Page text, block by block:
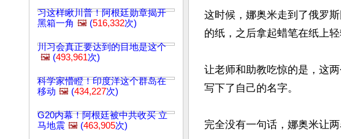
习这样瞅川普！阿根廷勋章揭开
黑箱一角 🖼️ (516,332次)
川习会真正要达到的目地是这个
🖼️ (493,961次)
科学家懵瞪！印度洋这个群岛在
移动 🖼️ (434,227次)
G20内幕！阿根廷被中共收买 立
马地震 🖼️ (463,905次)
这时候，娜奥米走到了俄罗
的纸，之后拿起蜡笔在纸上轻
让老师和助教吃惊的是，这
写下了自己的名字。
完全没有一句话，娜奥米让